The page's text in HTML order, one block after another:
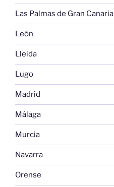
Las Palmas de Gran Canaria
León
Lleida
Lugo
Madrid
Málaga
Murcia
Navarra
Orense